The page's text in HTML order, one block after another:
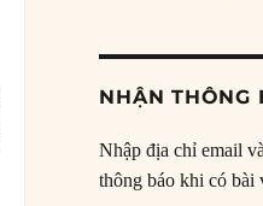
NHẬN THÔNG
Nhập địa chỉ email
thông báo khi có bài